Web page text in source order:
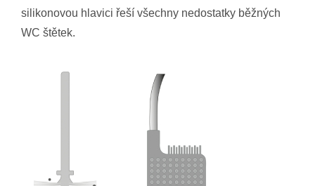
silikonovou hlavici řeší všechny nedostatky běžných
WC štětek.